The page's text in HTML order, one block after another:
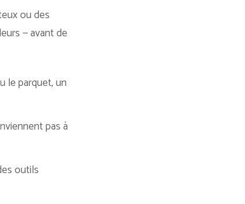
ou des
— avant de
le parquet, un
pas à
outils